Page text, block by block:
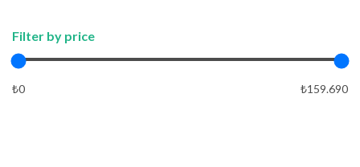
Filter by price
₺0 ₺159.690